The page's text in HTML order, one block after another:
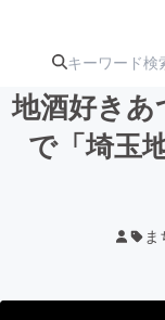
地酒好き
で「埼玉